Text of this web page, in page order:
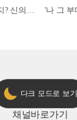
다크 모드로 보기
채널바로가기